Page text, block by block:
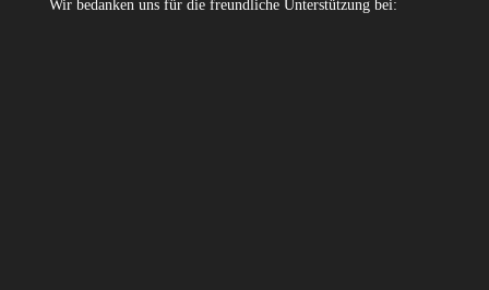
Wir bedanken uns für die freundliche Unterstützung bei: